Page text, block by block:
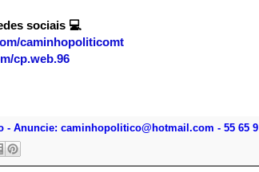
sociais 💻
caminhopoliticomt
cp.web.96
- Anuncie: caminhopolitico@hotmail.com - 55 65 9